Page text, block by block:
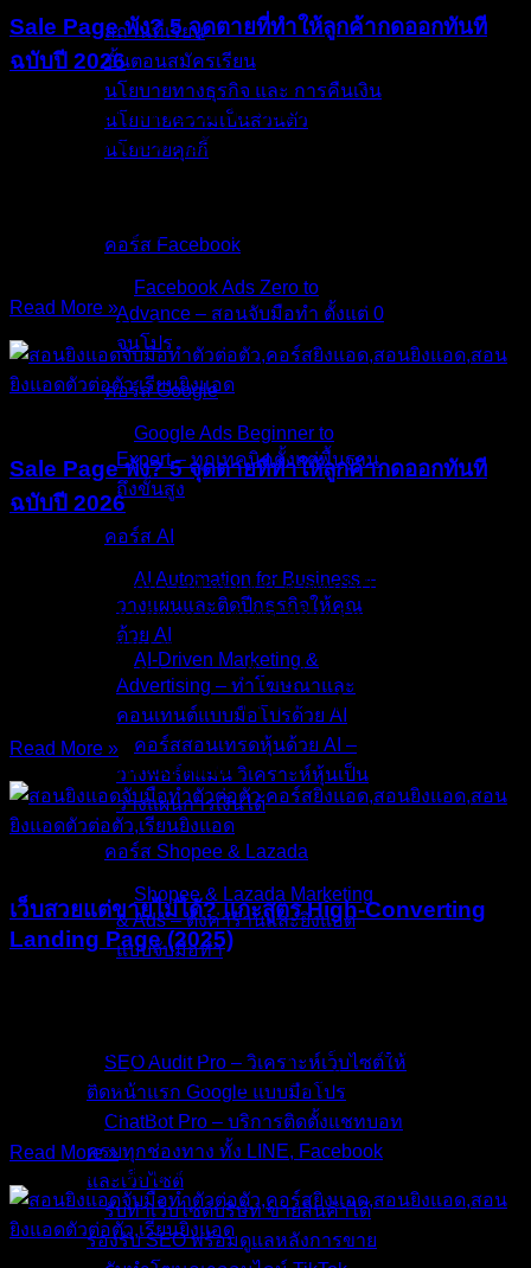
สถานที่เรียน
ขั้นตอนสมัครเรียน
นโยบายทางธุรกิจ และ การคืนเงิน
นโยบายความเป็นส่วนตัว
นโยบายคุกกี้
คอร์ส Facebook
Facebook Ads Zero to
Advance – สอนจับมือทำ ตั้งแต่ 0
จนโปร
คอร์ส Google
Google Ads Beginner to
Expert – ทุกเทคนิคตั้งแต่พื้นฐาน
ถึงขั้นสูง
คอร์ส AI
AI Automation for Business –
วางแผนและติดปีกธุรกิจให้คุณ
ด้วย AI
AI-Driven Marketing &
Advertising – ทำโฆษณาและ
คอนเทนต์แบบมือโปรด้วย AI
คอร์สสอนเทรดหุ้นด้วย AI –
วางพอร์ตแม่น วิเคราะห์หุ้นเป็น
วางแผนการเงินได้
คอร์ส Shopee & Lazada
Shopee & Lazada Marketing
& Ads – ตั้งค่าร้านและยิงแอด
แบบจับมือทำ
SEO Audit Pro – วิเคราะห์เว็บไซต์ให้
ติดหน้าแรก Google แบบมือโปร
ChatBot Pro – บริการติดตั้งแชทบอท
ครบทุกช่องทาง ทั้ง LINE, Facebook
และเว็บไซต์
รับทำเว็บไซต์บริษัท ขายสินค้าได้
รองรับ SEO พร้อมดูแลหลังการขาย
Sale Page พัง? 5 จุดตายที่ทำให้ลูกค้ากดออกทันที
ฉบับปี 2026
คุณเคยสงสัยไหมครับว่าทำไม Sale Page ของคู่แข่งถึงขายดี
เป็นเทน้ำเทท่า ทั้งที่ขายสินค้าตัวเดียวกัน ใช้รูปคล้ายๆ กัน? ใน
โทษว่าค่าแอดแพง หรือโทษว่า AI นำส่งมั่วครับ เพราะจำเลยตัว
Read More »
09/Jan/2026No Comments
Sale Page พัง? 5 จุดตายที่ทำให้ลูกค้ากดออกทันที
ฉบับปี 2026
แต่ยอดขายต่างกันราวฟ้ากับเหว? คำตอบไม่ได้อยู่ที่ “การยิง
แอด” เพียงอย่างเดียวครับ แต่อยู่ที่ “วิธีทำ Sale Page” (หน้าปิด
การขาย) ที่แข็งแรงพอจะเปลี่ยนคนดูให้กลายเป็นคนซื้อได้ต่าง
หาก ในปี 2026 ที่ค่าแอดแพงขึ้นทุกวัน การมีเว็บไซต์ที่ออกแบบ
มาผิดๆ ก็เหมือนการเอาเงินไปละลายแม่น้ำ วันนี้
Read More »
02/Jan/2026No Comments
เว็บสวยแต่ขายไม่ได้? แกะสูตร High-Converting
Landing Page (2025)
ใครกดสั่งซื้อ? ปัญหานี้อาจไม่ได้อยู่ที่สินค้า หรือกลุ่มเป้าหมาย
ครับ แต่มันอยู่ที่ Landing Page ของคุณนั่นเอง หลายคนเข้าใจ
Read More »
21/Dec/2025No Comments